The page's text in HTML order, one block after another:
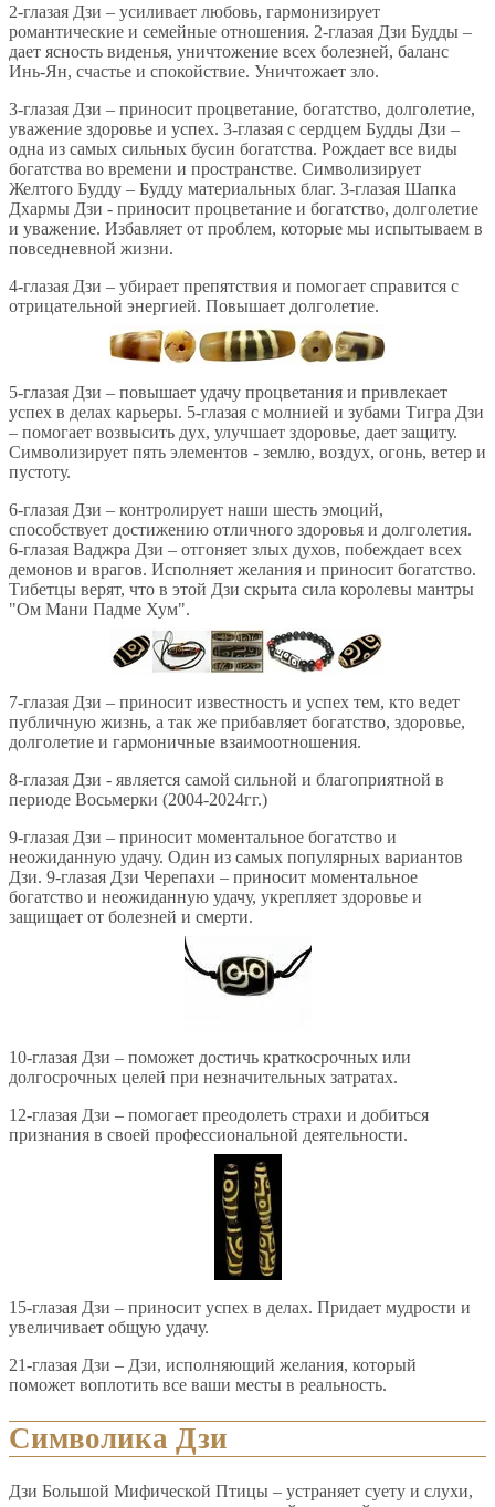
2-глазая Дзи – усиливает любовь, гармонизирует
романтические и семейные отношения. 2-глазая Дзи Будды –
дает ясность виденья, уничтожение всех болезней, баланс
Инь-Ян, счастье и спокойствие. Уничтожает зло.
3-глазая Дзи – приносит процветание, богатство, долголетие,
уважение здоровье и успех. 3-глазая с сердцем Будды Дзи –
одна из самых сильных бусин богатства. Рождает все виды
богатства во времени и пространстве. Символизирует
Желтого Будду – Будду материальных благ. 3-глазая Шапка
Дхармы Дзи - приносит процветание и богатство, долголетие
и уважение. Избавляет от проблем, которые мы испытываем в
повседневной жизни.
4-глазая Дзи – убирает препятствия и помогает справится с
отрицательной энергией. Повышает долголетие.
5-глазая Дзи – повышает удачу процветания и привлекает
успех в делах карьеры. 5-глазая с молнией и зубами Тигра Дзи
– помогает возвысить дух, улучшает здоровье, дает защиту.
Символизирует пять элементов - землю, воздух, огонь, ветер и
пустоту.
6-глазая Дзи – контролирует наши шесть эмоций,
способствует достижению отличного здоровья и долголетия.
6-глазая Ваджра Дзи – отгоняет злых духов, побеждает всех
демонов и врагов. Исполняет желания и приносит богатство.
Тибетцы верят, что в этой Дзи скрыта сила королевы мантры
"Ом Мани Падме Хум".
7-глазая Дзи – приносит известность и успех тем, кто ведет
публичную жизнь, а так же прибавляет богатство, здоровье,
долголетие и гармоничные взаимоотношения.
8-глазая Дзи - является самой сильной и благоприятной в
периоде Восьмерки (2004-2024гг.)
9-глазая Дзи – приносит моментальное богатство и
неожиданную удачу. Один из самых популярных вариантов
Дзи. 9-глазая Дзи Черепахи – приносит моментальное
богатство и неожиданную удачу, укрепляет здоровье и
защищает от болезней и смерти.
10-глазая Дзи – поможет достичь краткосрочных или
долгосрочных целей при незначительных затратах.
12-глазая Дзи – помогает преодолеть страхи и добиться
признания в своей профессиональной деятельности.
15-глазая Дзи – приносит успех в делах. Придает мудрости и
увеличивает общую удачу.
21-глазая Дзи – Дзи, исполняющий желания, который
поможет воплотить все ваши месты в реальность.
Символика Дзи
Дзи Большой Мифической Птицы – устраняет суету и слухи,